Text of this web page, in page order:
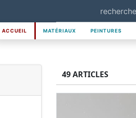
ACCUEIL MATÉRIAUX PEINTURES
49 ARTICLES